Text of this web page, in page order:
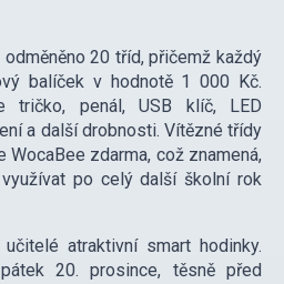
20 tříd, přičemž každý
balíček v hodnotě 1 000 Kč.
tričko, penál, USB klíč, LED
a další drobnosti. Vítězné třídy
zdarma, což znamená,
po celý další školní rok
atraktivní smart hodinky.
20. prosince, těsně před